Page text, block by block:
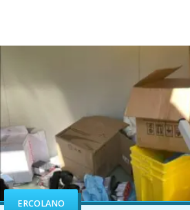
ERCOLANO